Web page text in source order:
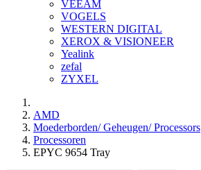
VEEAM
VOGELS
WESTERN DIGITAL
XEROX & VISIONEER
Yealink
zefal
ZYXEL
AMD
Moederborden/ Geheugen/ Processors
Processoren
EPYC 9654 Tray